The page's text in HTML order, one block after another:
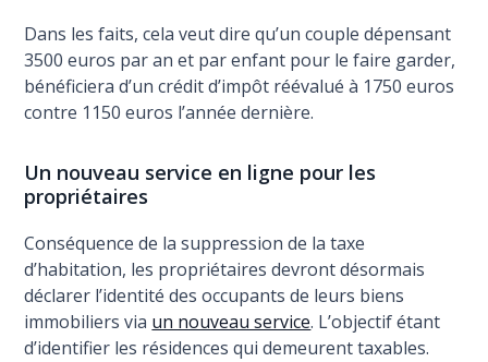
Dans les faits, cela veut dire qu’un couple dépensant
3500 euros par an et par enfant pour le faire garder,
bénéficiera d’un crédit d’impôt réévalué à 1750 euros
contre 1150 euros l’année dernière.
Un nouveau service en ligne pour les
propriétaires
Conséquence de la suppression de la taxe
d’habitation, les propriétaires devront désormais
déclarer l’identité des occupants de leurs biens
immobiliers via un nouveau service. L’objectif étant
d’identifier les résidences qui demeurent taxables.